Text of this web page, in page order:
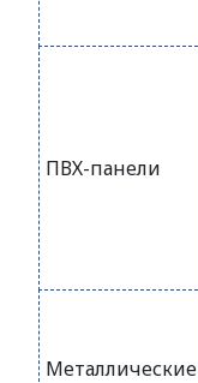
ПВХ-панели
Металлические